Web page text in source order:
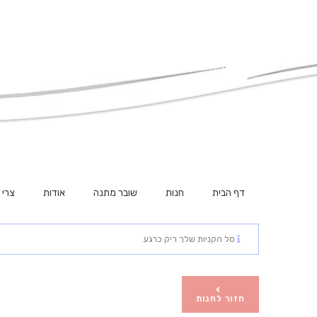
דף הבית חנות שובר מתנה אודות
סל הקניות שלך ריק כרגע.
חזור לחנות